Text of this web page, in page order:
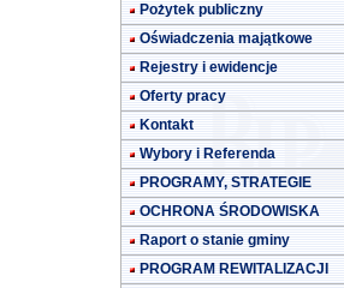
Pożytek publiczny
Oświadczenia majątkowe
Rejestry i ewidencje
Oferty pracy
Kontakt
Wybory i Referenda
PROGRAMY, STRATEGIE
OCHRONA ŚRODOWISKA
Raport o stanie gminy
PROGRAM REWITALIZACJI